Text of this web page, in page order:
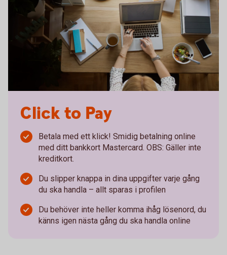
Click to Pay
Betala med ett klick! Smidig betalning online
med ditt bankkort Mastercard. OBS: Gäller inte
kreditkort.
Du slipper knappa in dina uppgifter varje gång
du ska handla – allt sparas i profilen
Du behöver inte heller komma ihåg lösenord, du
känns igen nästa gång du ska handla online